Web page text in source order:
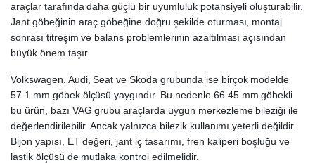
araçlar tarafında daha güçlü bir uyumluluk potansiyeli oluşturabilir.
Jant göbeğinin araç göbeğine doğru şekilde oturması, montaj
sonrası titreşim ve balans problemlerinin azaltılması açısından
büyük önem taşır.
Volkswagen, Audi, Seat ve Skoda grubunda ise birçok modelde
57.1 mm göbek ölçüsü yaygındır. Bu nedenle 66.45 mm göbekli
bu ürün, bazı VAG grubu araçlarda uygun merkezleme bileziği ile
değerlendirilebilir. Ancak yalnızca bilezik kullanımı yeterli değildir.
Bijon yapısı, ET değeri, jant iç tasarımı, fren kaliperi boşluğu ve
lastik ölçüsü de mutlaka kontrol edilmelidir.